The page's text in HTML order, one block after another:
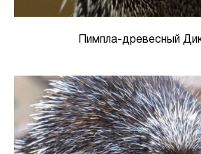
Пимпла-древесный